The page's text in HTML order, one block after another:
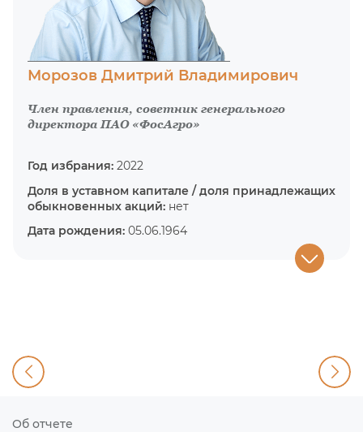
Морозов Дмитрий Владимирович
Член правления, советник генерального
директора ПАО «ФосАгро»
Год избрания: 2022
Доля в уставном капитале / доля принадлежащих
обыкновенных акций: нет
Дата рождения: 05.06.1964
Об отчете